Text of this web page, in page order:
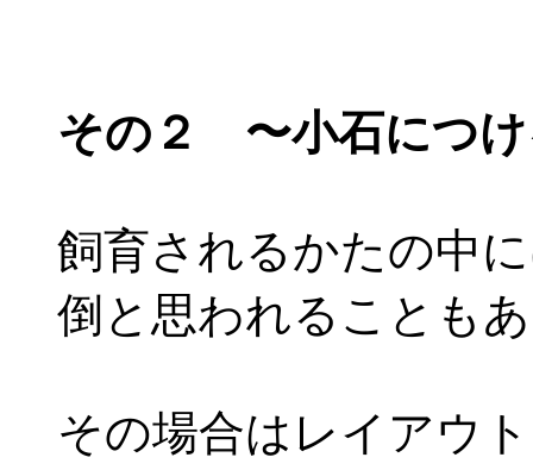
その２ 〜小石につけ
飼育されるかたの中
倒と思われることも
その場合はレイアウ